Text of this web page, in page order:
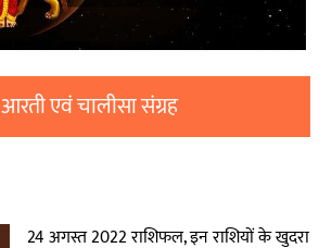
आरती एवं चालीसा संग्रह
24 अगस्त 2022 राशिफल, इन राशियों के खुदरा